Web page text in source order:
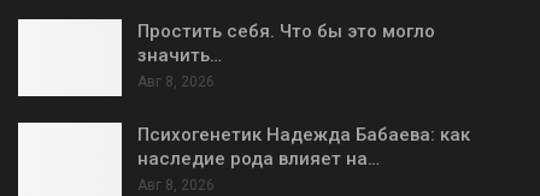
Простить себя. Что бы это могло
значить…
Авг 8, 2026
Психогенетик Надежда Бабаева: как
наследие рода влияет на…
Авг 8, 2026